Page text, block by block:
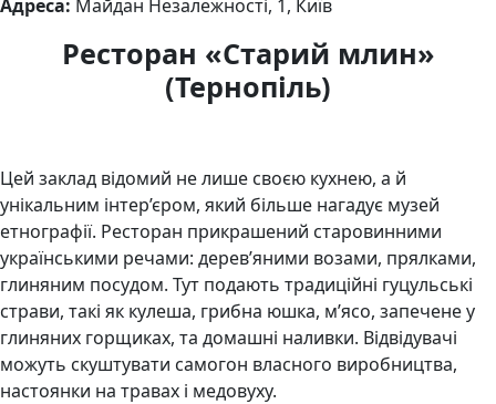
Адреса: Майдан Незалежності, 1, Київ
Ресторан «Старий млин»
(Тернопіль)
Цей заклад відомий не лише своєю кухнею, а й
унікальним інтер’єром, який більше нагадує музей
етнографії. Ресторан прикрашений старовинними
українськими речами: дерев’яними возами, прялками,
глиняним посудом. Тут подають традиційні гуцульські
страви, такі як кулеша, грибна юшка, м’ясо, запечене у
глиняних горщиках, та домашні наливки. Відвідувачі
можуть скуштувати самогон власного виробництва,
настоянки на травах і медовуху.